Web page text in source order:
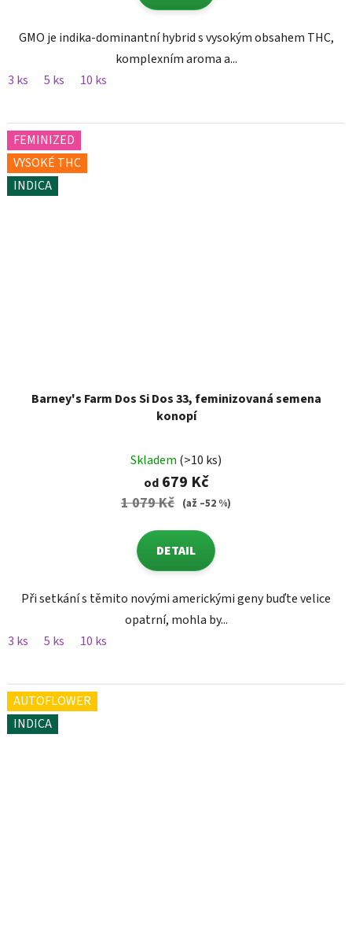
GMO je indika-dominantní hybrid s vysokým obsahem THC,
komplexním aroma a...
3 ks
5 ks 10 ks
FEMINIZED
VYSOKÉ THC
INDICA
Barney's Farm Dos Si Dos 33, feminizovaná semena
konopí
Skladem (>10 ks)
od679 Kč
1 079 Kč (až –52 %)
DETAIL
Při setkání s těmito novými americkými geny buďte velice
opatrní, mohla by...
3 ks
5 ks 10 ks
AUTOFLOWER
INDICA